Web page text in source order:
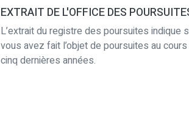
EXTRAIT DE L'OFFICE DES
L’extrait du registre des poursuites indique
vous avez fait l’objet de poursuites au
cinq dernières années.